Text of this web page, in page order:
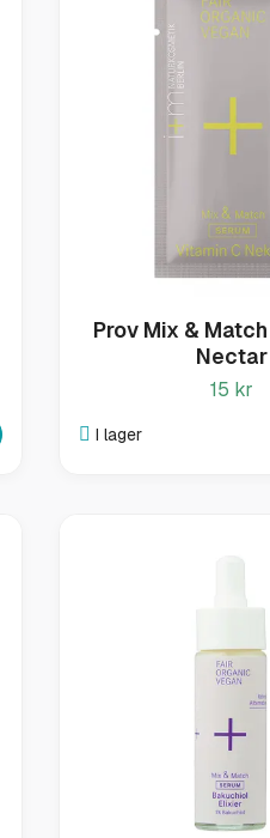
Prov Mix &
Nectar
15 kr
I lager